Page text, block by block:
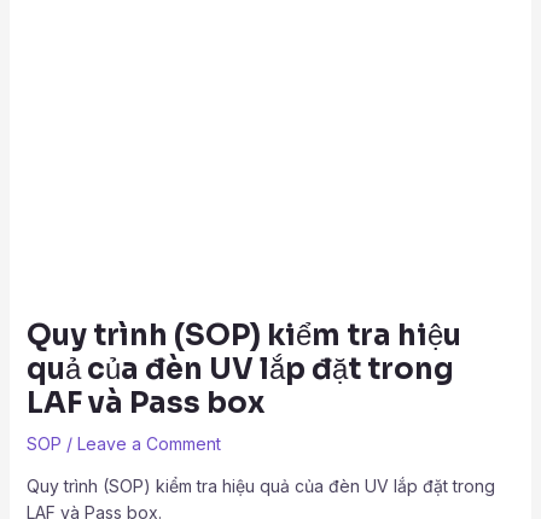
Quy trình (SOP) kiểm tra hiệu
quả của đèn UV lắp đặt trong
LAF và Pass box
SOP / Leave a Comment
Quy trình (SOP) kiểm tra hiệu quả của đèn UV lắp đặt trong
LAF và Pass box.